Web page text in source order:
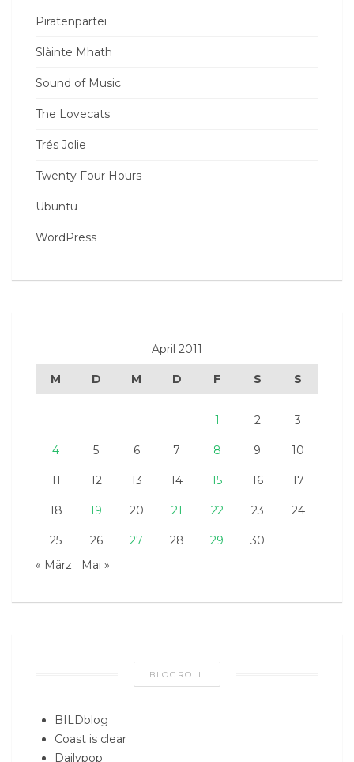
Piratenpartei
Slàinte Mhath
Sound of Music
The Lovecats
Trés Jolie
Twenty Four Hours
Ubuntu
WordPress
April 2011
M D M D F S S
1 2 3
4 5 6 7 8 9 10
11 12 13 14 15 16 17
18 19 20 21 22 23 24
25 26 27 28 29
30
« März
Mai »
BLOGROLL
BILDblog
Coast is clear
Dailypop